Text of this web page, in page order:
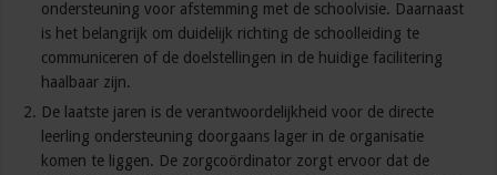
ondersteuning voor afstemming met de schoolvisie. Daarnaast
is het belangrijk om duidelijk richting de schoolleiding te
communiceren of de doelstellingen in de huidige facilitering
haalbaar zijn.
De laatste jaren is de verantwoordelijkheid voor de directe
leerling ondersteuning doorgaans lager in de organisatie
komen te liggen. De zorgcoördinator zorgt ervoor dat de